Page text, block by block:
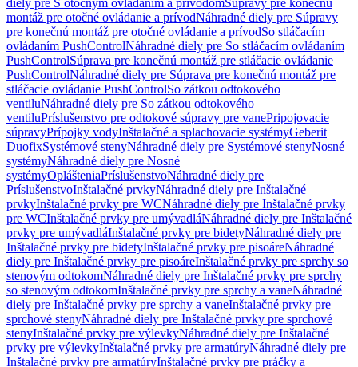
diely pre S otočným ovládaním a prívodomSúpravy pre konečnú
montáž pre otočné ovládanie a prívodNáhradné diely pre Súpravy
pre konečnú montáž pre otočné ovládanie a prívodSo stláčacím
ovládaním PushControlNáhradné diely pre So stláčacím ovládaním
PushControlSúprava pre konečnú montáž pre stláčacie ovládanie
PushControlNáhradné diely pre Súprava pre konečnú montáž pre
stláčacie ovládanie PushControlSo zátkou odtokového
ventiluNáhradné diely pre So zátkou odtokového
ventiluPríslušenstvo pre odtokové súpravy pre vanePripojovacie
súpravyPrípojky vodyInštalačné a splachovacie systémyGeberit
DuofixSystémové stenyNáhradné diely pre Systémové stenyNosné
systémyNáhradné diely pre Nosné
systémyOplášteniaPríslušenstvoNáhradné diely pre
PríslušenstvoInštalačné prvkyNáhradné diely pre Inštalačné
prvkyInštalačné prvky pre WCNáhradné diely pre Inštalačné prvky
pre WCInštalačné prvky pre umývadláNáhradné diely pre Inštalačné
prvky pre umývadláInštalačné prvky pre bidetyNáhradné diely pre
Inštalačné prvky pre bidetyInštalačné prvky pre pisoáreNáhradné
diely pre Inštalačné prvky pre pisoáreInštalačné prvky pre sprchy so
stenovým odtokomNáhradné diely pre Inštalačné prvky pre sprchy
so stenovým odtokomInštalačné prvky pre sprchy a vaneNáhradné
diely pre Inštalačné prvky pre sprchy a vaneInštalačné prvky pre
sprchové stenyNáhradné diely pre Inštalačné prvky pre sprchové
stenyInštalačné prvky pre výlevkyNáhradné diely pre Inštalačné
prvky pre výlevkyInštalačné prvky pre armatúryNáhradné diely pre
Inštalačné prvky pre armatúryInštalačné prvky pre práčky a